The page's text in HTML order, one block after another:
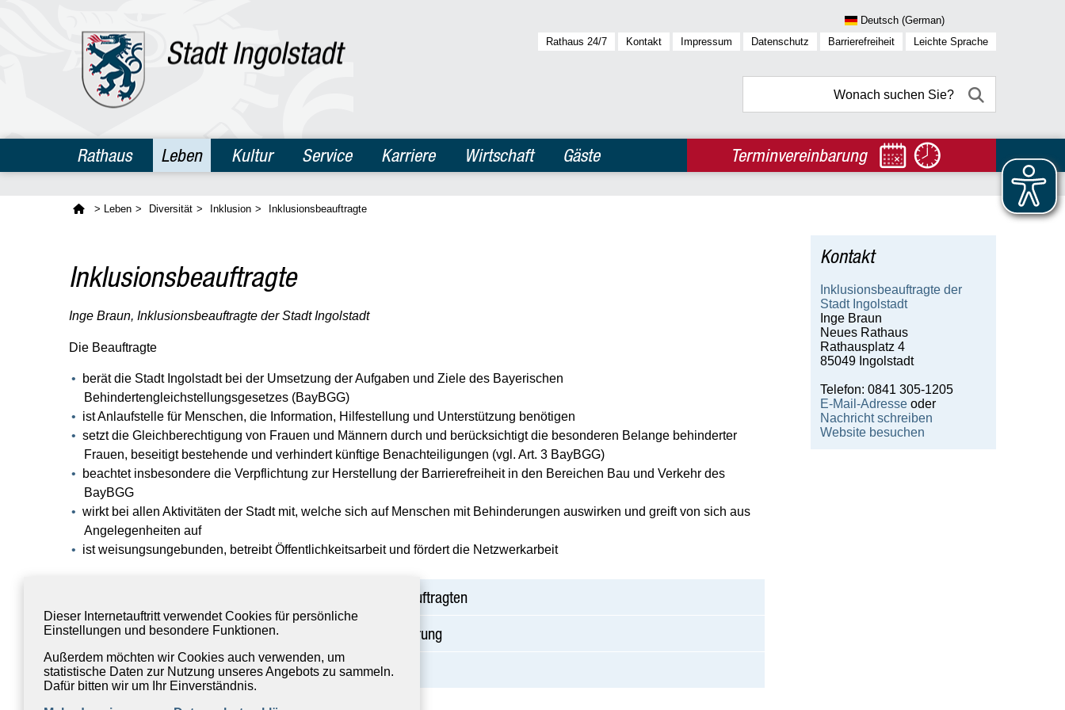
Dieser Internetauftritt verwendet Cookies für persönliche
Einstellungen und besondere Funktionen.
Außerdem möchten wir Cookies auch verwenden, um
statistische Daten zur Nutzung unseres Angebots zu sammeln.
Dafür bitten wir um Ihr Einverständnis.
Rathaus 24/7 Kontakt Impressum Datenschutz Barrierefreiheit Leichte Sprache
Rathaus Leben Kultur Service Karriere Wirtschaft Gäste Terminvereinbarung
> Leben > Diversität > Inklusion > Inklusions­beauftragte
Inklusionsbeauftragte
Inge Braun, Inklusionsbeauftragte der Stadt Ingolstadt
Die Beauftragte
berät die Stadt Ingolstadt bei der Umsetzung der Aufgaben und Ziele des Bayerischen
Behindertengleichstellungsgesetzes (BayBGG)
ist Anlaufstelle für Menschen, die Information, Hilfestellung und Unterstützung benötigen
setzt die Gleichberechtigung von Frauen und Männern durch und berücksichtigt die besonderen Belange behinderter
Frauen, beseitigt bestehende und verhindert künftige Benachteiligungen (vgl. Art. 3 BayBGG)
beachtet insbesondere die Verpflichtung zur Herstellung der Barrierefreiheit in den Bereichen Bau und Verkehr des
BayBGG
wirkt bei allen Aktivitäten der Stadt mit, welche sich auf Menschen mit Behinderungen auswirken und greift von sich aus
Angelegenheiten auf
ist weisungsungebunden, betreibt Öffentlichkeitsarbeit und fördert die Netzwerkarbeit
Aufgaben und Rechtsgrundlagen der Inklusionsbeauftragten
Ansprechpartner/-innen für Menschen mit Behinderung
Aktionsplan Inklusion
Kontakt
Inklusionsbeauftragte der
Stadt Ingolstadt
Inge Braun
Neues Rathaus
Rathausplatz 4
85049 Ingolstadt
Telefon: 0841 305-1205
E-Mail-Adresse oder
Nachricht schreiben
Website besuchen